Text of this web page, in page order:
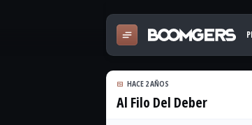
HACE 2 AÑOS
Al Filo Del Deber